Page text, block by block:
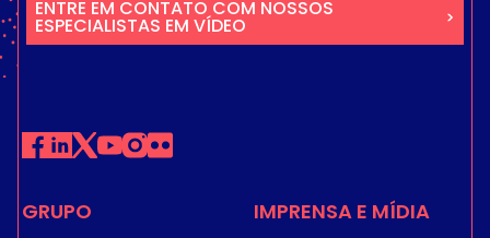
ENTRE EM CONTATO COM NOSSOS
ESPECIALISTAS EM VÍDEO
GRUPO IMPRENSA E MÍDIA